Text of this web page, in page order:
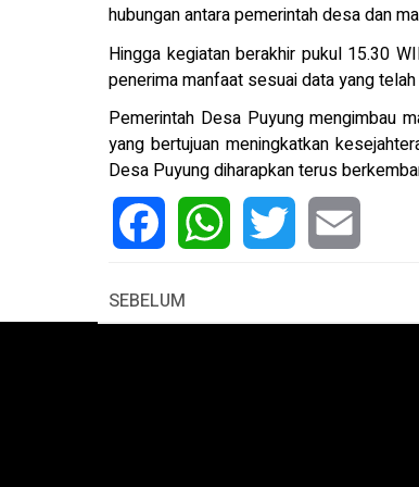
hubungan antara pemerintah desa dan
Hingga kegiatan berakhir pukul 15.30
penerima manfaat sesuai data yang
Pemerintah Desa Puyung mengimbau
yang bertujuan meningkatkan
Desa Puyung diharapkan terus
SEBELUM